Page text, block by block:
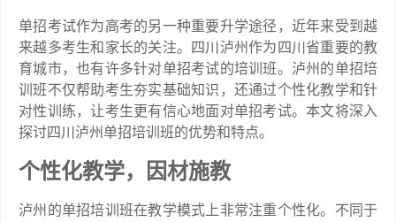
单招考试作为高考的另一种重要升学途径，近年来受到越
来越多考生和家长的关注。四川泸州作为四川省重要的教
育城市，也有许多针对单招考试的培训班。泸州的单招培
训班不仅帮助考生夯实基础知识，还通过个性化教学和针
对性训练，让考生更有信心地面对单招考试。本文将深入
探讨四川泸州单招培训班的优势和特点。
个性化教学，因材施教
泸州的单招培训班在教学模式上非常注重个性化。不同于